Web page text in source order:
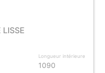
LISSE
Longueur intérieure
1090